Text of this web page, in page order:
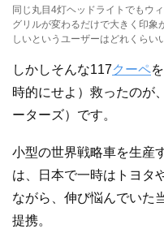
同じ丸目4灯ヘッドライトでもウ
グリルが変わるだけで大きく印
しいというユーザーはどれくらい
しかしそんな117クーペ
時的にせよ）救ったのが
ーターズ）です。
小型の世界戦略車を生産
は、日本で一時はトヨタ
ながら、伸び悩んでいた
提携。